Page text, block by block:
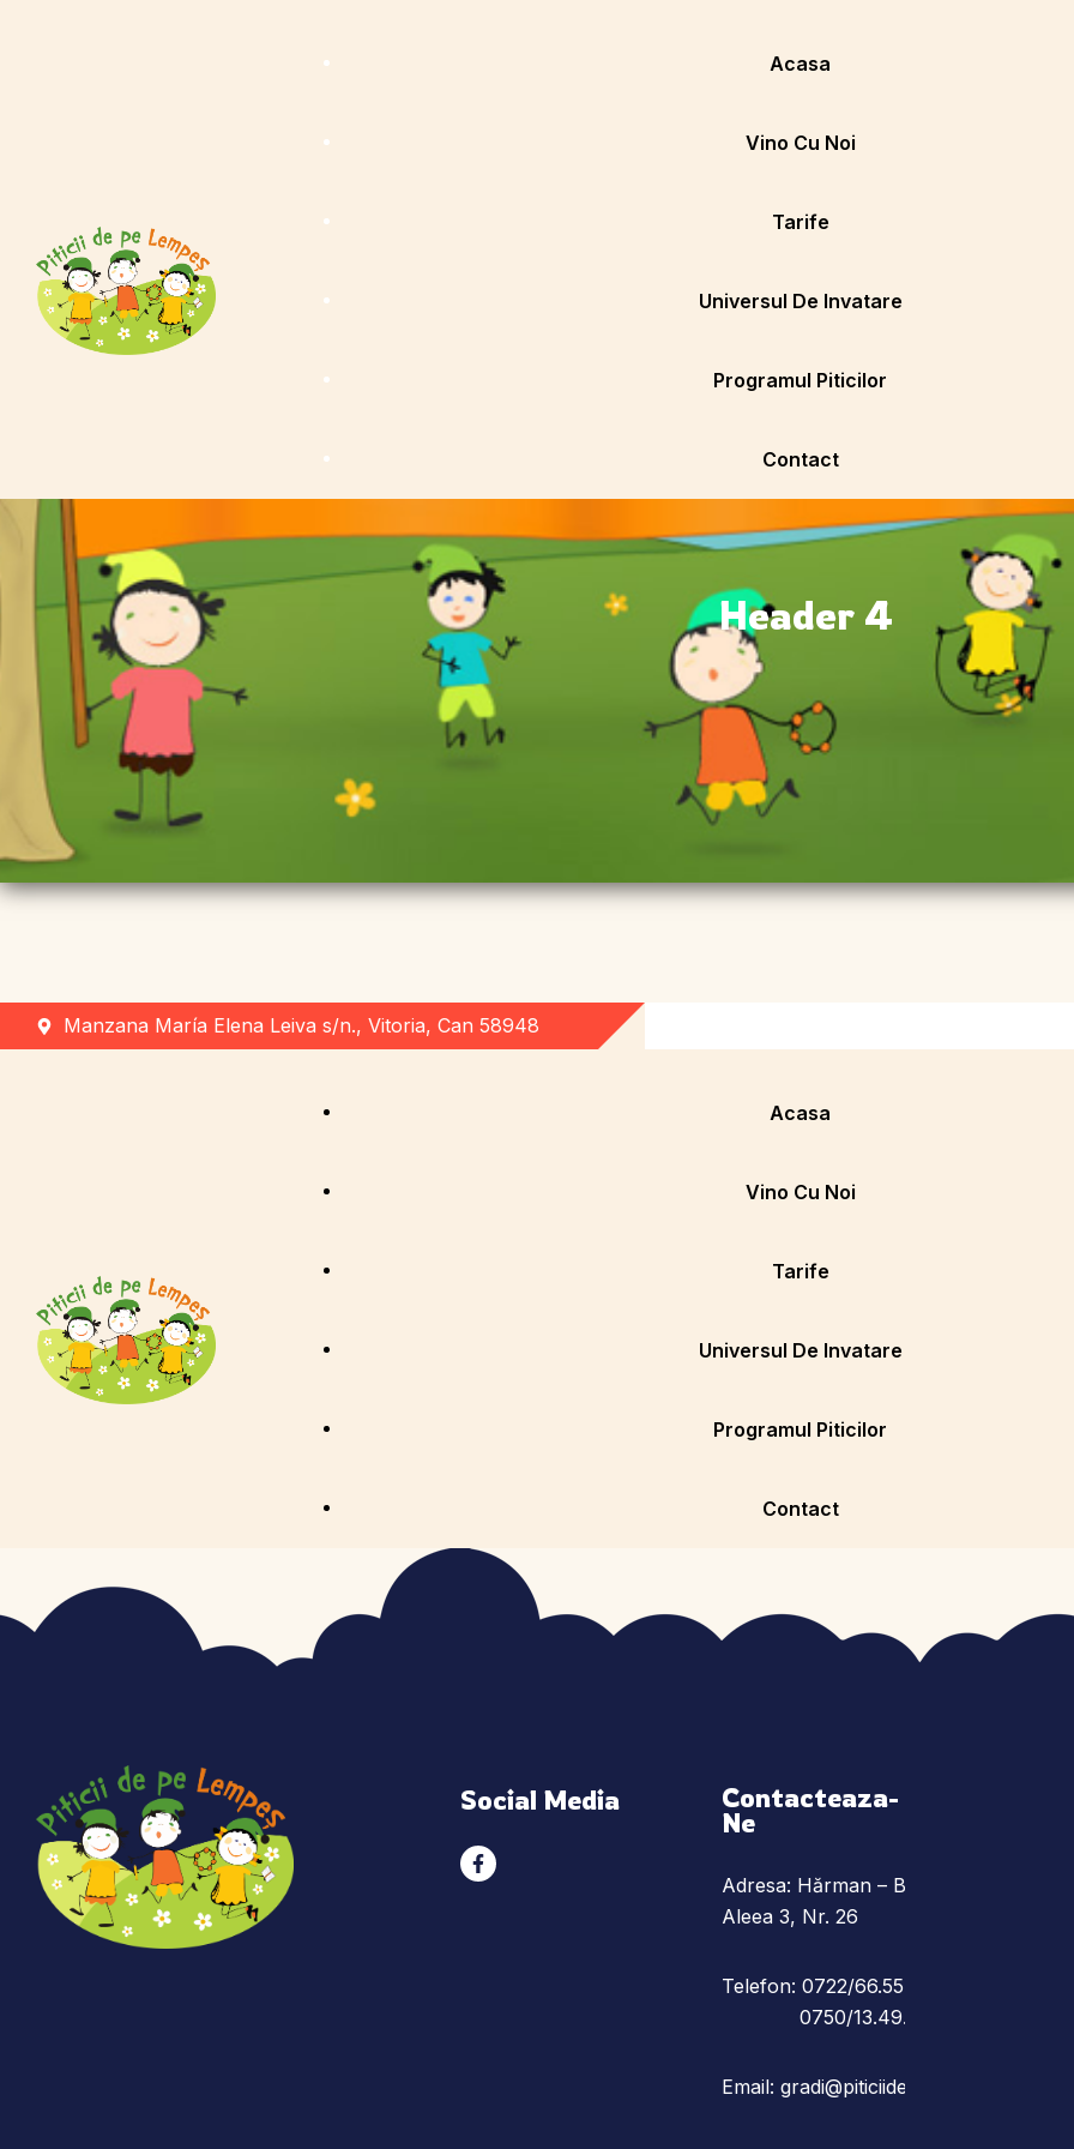
Acasa
Vino Cu Noi
Tarife
Universul De Invatare
Programul Piticilor
Contact
Header 4
Manzana María Elena Leiva s/n., Vitoria, Can 58948
Acasa
Vino Cu Noi
Tarife
Universul De Invatare
Programul Piticilor
Contact
Social Media Contacteaza-
Ne
Adresa: Hărman – Braşov,
Aleea 3, Nr. 26
Telefon: 0722/66.55.78
0750/13.49.25
Email:gradi@piticiidepelempes.ro